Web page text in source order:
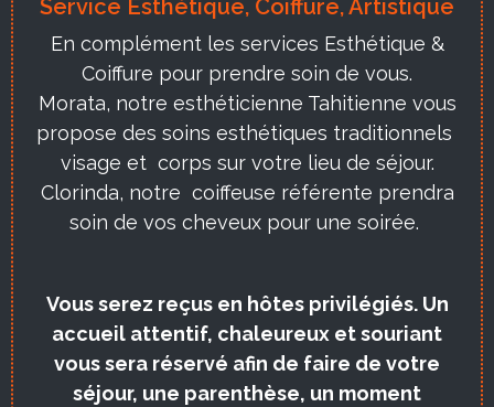
Service Esthétique, Coiffure, Artistique
En complément les services Esthétique &
Coiffure pour prendre soin de vous.
Morata, notre esthéticienne Tahitienne vous
propose des soins esthétiques traditionnels
visage et corps sur votre lieu de séjour.
Clorinda, notre coiffeuse référente prendra
soin de vos cheveux pour une soirée.
Vous serez reçus en hôtes privilégiés. Un
accueil attentif, chaleureux et souriant
vous sera réservé afin de faire de votre
séjour, une parenthèse, un moment